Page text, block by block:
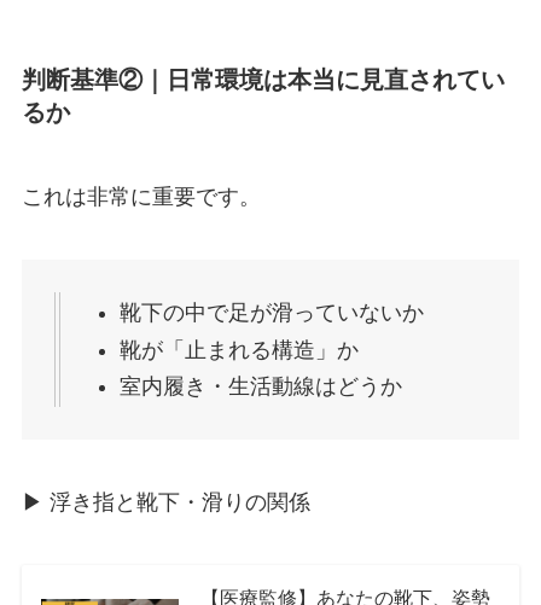
判断基準②｜日常環境は本当に見直されてい
るか
これは非常に重要です。
靴下の中で足が滑っていないか
靴が「止まれる構造」か
室内履き・生活動線はどうか
▶︎ 浮き指と靴下・滑りの関係
【医療監修】あなたの靴下、姿勢